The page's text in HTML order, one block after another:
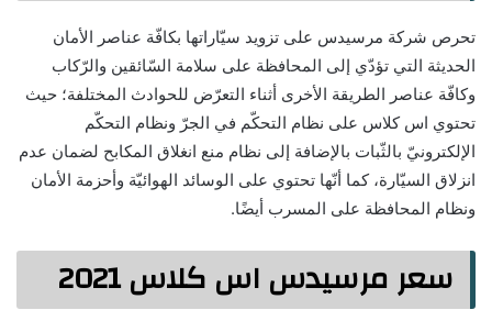
تحرص شركة مرسيدس على تزويد سيّاراتها بكافّة عناصر الأمان
الحديثة التي تؤدّي إلى المحافظة على سلامة السّائقين والرّكاب
وكافّة عناصر الطريقة الأخرى أثناء التعرّض للحوادث المختلفة؛ حيث
تحتوي اس كلاس على نظام التحكّم في الجرّ ونظام التحكّم
الإلكترونيّ بالثّبات بالإضافة إلى نظام منع انغلاق المكابح لضمان عدم
انزلاق السيّارة، كما أنّها تحتوي على الوسائد الهوائيّة وأحزمة الأمان
ونظام المحافظة على المسرب أيضًا.
سعر مرسيدس اس كلاس 2021